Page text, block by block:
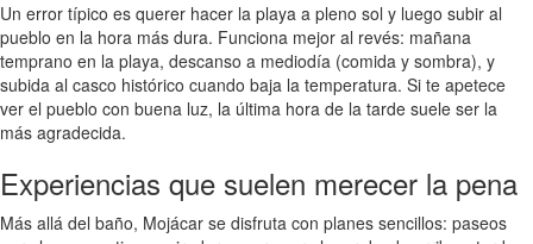
Un error típico es querer hacer la playa a pleno sol y luego subir al
pueblo en la hora más dura. Funciona mejor al revés: mañana
temprano en la playa, descanso a mediodía (comida y sombra), y
subida al casco histórico cuando baja la temperatura. Si te apetece
ver el pueblo con buena luz, la última hora de la tarde suele ser la
más agradecida.
Experiencias que suelen merecer la pena
Más allá del baño, Mojácar se disfruta con planes sencillos: paseos